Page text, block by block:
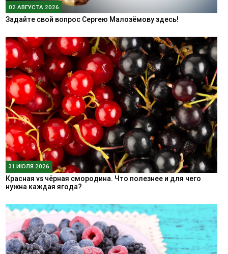
02 АВГУСТА 2026
Задайте свой вопрос Сергею Малозёмову здесь!
31 ИЮЛЯ 2026
Красная vs чёрная смородина. Что полезнее и для чего
нужна каждая ягода?